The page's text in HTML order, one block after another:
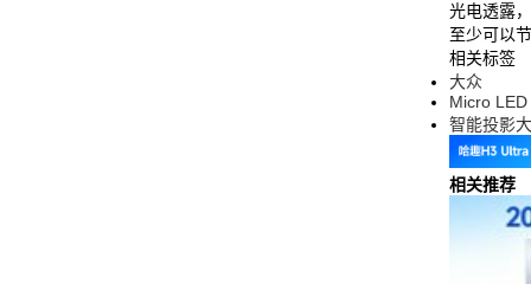
光电透露
至少可以
相关标签
大众
Micro LED
智能投影
相关推荐